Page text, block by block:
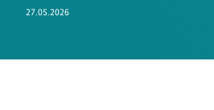
27.05.2026